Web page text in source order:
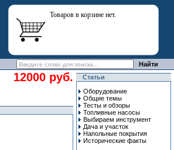
Товаров в корзине нет.
12000 руб.
Статьи
Оборудование
Общие темы
Тесты и обзоры
Топливные насосы
Выбираем инструмент
Дача и участок
Напольные покрытия
Исторические факты